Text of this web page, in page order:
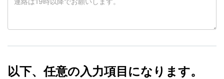
以下、任意の入力項目になります。